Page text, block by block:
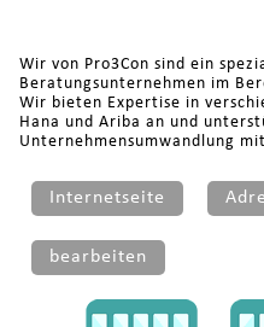
Wir von Pro3Con sind ein
Beratungsunternehmen im
Wir bieten Expertise in
Hana und Ariba an und
Unternehmensumwandlung
Internetseite
bearbeiten